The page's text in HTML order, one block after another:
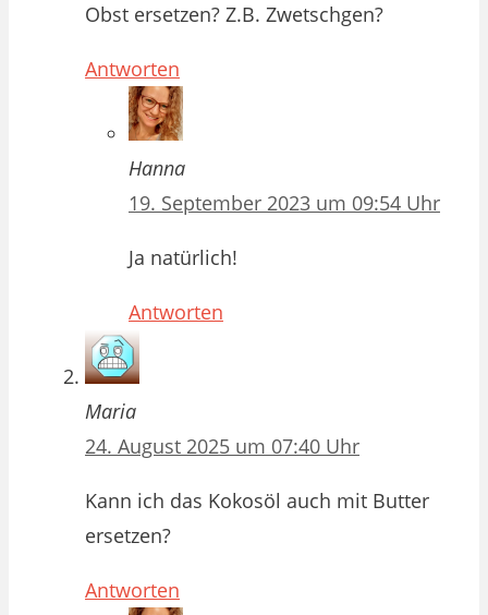
Obst ersetzen? Z.B. Zwetschgen?
Antworten
Hanna
19. September 2023 um 09:54 Uhr
Ja natürlich!
Antworten
Maria
24. August 2025 um 07:40 Uhr
Kann ich das Kokosöl auch mit Butter
ersetzen?
Antworten